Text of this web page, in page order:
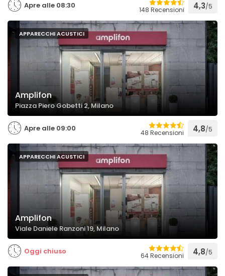
Apre alle 08:30 148 Recensioni 4,3/5
APPARECCHI ACUSTICI
Amplifon
Piazza Piero Gobetti 2, Milano
Apre alle 09:00 48 Recensioni 4,8/5
APPARECCHI ACUSTICI
Amplifon
Viale Daniele Ranzoni 19, Milano
Oggi chiuso 64 Recensioni 4,8/5